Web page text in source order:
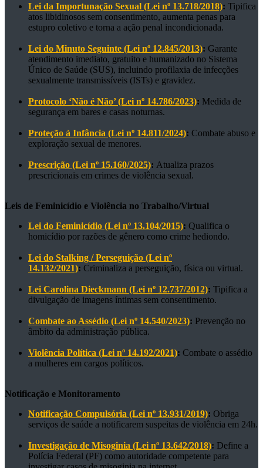
Lei da Importunação Sexual (Lei nº 13.718/2018): Tipifica
atos libidinosos sem consentimento, aumenta penas para
estupro coletivo e torna a ação penal incondicionada.
Lei do Minuto Seguinte (Lei nº 12.845/2013): Garante
atendimento imediato, gratuito e humanizado no Sistema
Único de Saúde (SUS), incluindo profilaxia de infecções
sexualmente transmissíveis (ISTs) e gravidez.
Protocolo ‘Não é Não’ (Lei nº 14.786/2023): Medida de
segurança em bares e casas noturnas.
Proteção à Infância (Lei nº 14.811/2024): Combate abuso e
exploração sexual de menores.
Prescrição (Lei nº 15.160/2025): Atualiza prazos
prescricionais em crimes de violência sexual.
Leis de Feminicídio e Violência no Trabalho/Virtual
Lei do Feminicídio (Lei nº 13.104/2015): Qualifica o
homicídio por razões de gênero como crime hediondo.
Lei do Stalking / Perseguição (Lei nº
14.132/2021): Criminaliza a perseguição, física ou virtual.
Lei Carolina Dieckmann (Lei nº 12.737/2012): Tipifica a
divulgação de imagens íntimas sem consentimento.
Combate ao Assédio (Lei nº 14.540/2023): Prevenção no
âmbito da administração pública.
Violência Política (Lei nº 14.192/2021): Combate o assédio
a mulheres em cargos políticos.
Notificação e Monitoramento
Notificação Compulsória (Lei nº 13.931/2019): Obriga
serviços de saúde a notificarem suspeitas de violência em 24h.
Investigação de Misoginia (Lei nº 13.642/2018): Define a
Polícia Federal (PF) como autoridade competente para